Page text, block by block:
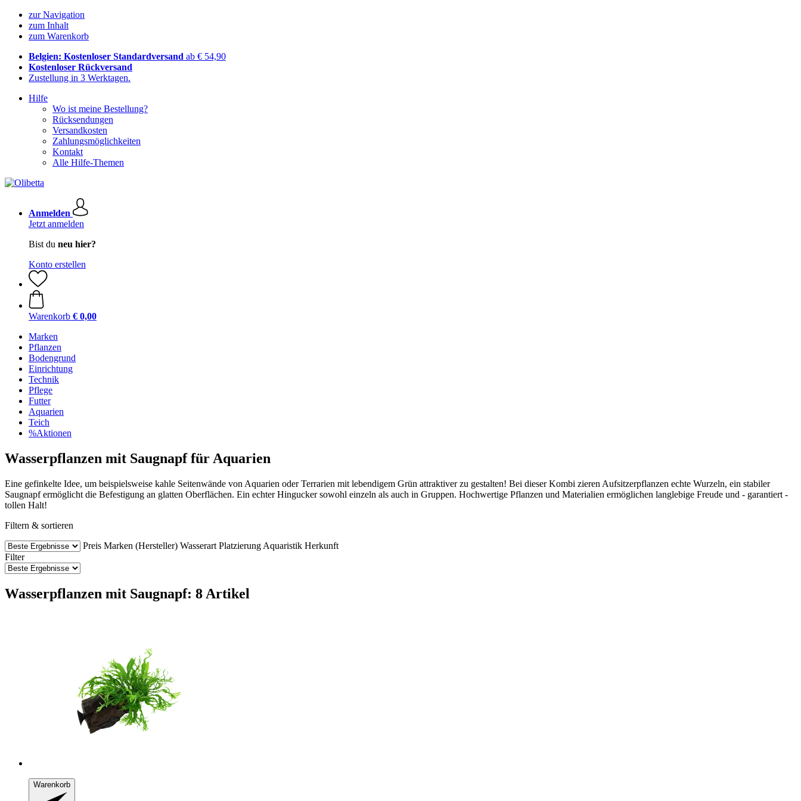
zur Navigation
zum Inhalt
zum Warenkorb
Belgien: Kostenloser Standardversand ab € 54,90
Kostenloser Rückversand
Zustellung in 3 Werktagen.
Hilfe
Wo ist meine Bestellung?
Rücksendungen
Versandkosten
Zahlungsmöglichkeiten
Kontakt
Alle Hilfe-Themen
Anmelden
Jetzt anmelden
Bist du neu hier?
Konto erstellen
Warenkorb € 0,00
Marken
Pflanzen
Bodengrund
Einrichtung
Technik
Pflege
Futter
Aquarien
Teich
%Aktionen
Wasserpflanzen mit Saugnapf für Aquarien
Eine gefinkelte Idee, um beispielsweise kahle Seitenwände von Aquarien oder Terrarien mit lebendigem Grün attraktiver zu gestalten! Bei dieser Kombi zieren Aufsitzerpflanzen echte Wurzeln, ein stabiler
Saugnapf ermöglicht die Befestigung an glatten Oberflächen. Ein echter Hingucker sowohl einzeln als auch in Gruppen. Hochwertige Pflanzen und Materialien ermöglichen langlebige Freude und - garantiert -
tollen Halt!
Filtern & sortieren
Preis Marken (Hersteller) Wasserart Platzierung Aquaristik Herkunft
Filter
Wasserpflanzen mit Saugnapf: 8 Artikel
Warenkorb